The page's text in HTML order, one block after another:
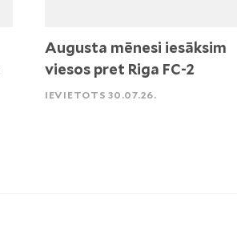
Augusta mēnesi iesāksim
viesos pret Riga FC-2
IEVIETOTS 30.07.26.